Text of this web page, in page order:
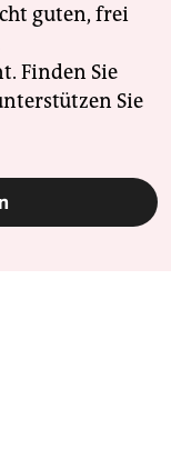
guten, frei
Finden Sie
Sie